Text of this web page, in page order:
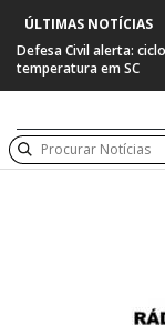
ÚLTIMAS NOTÍCIAS
Defesa Civil alerta:
temperatura em SC